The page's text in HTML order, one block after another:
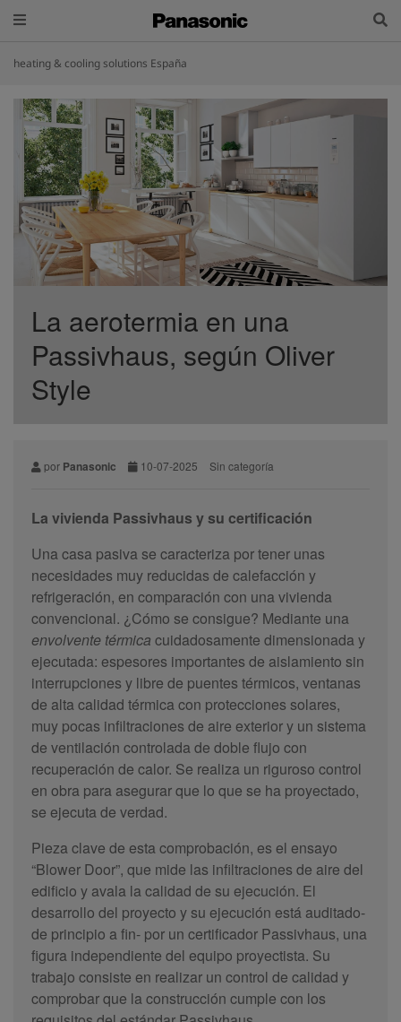
heating & cooling solutions España
La aerotermia en una
Passivhaus, según Oliver
Style
por Panasonic 10-07-2025 Sin categoría
La vivienda Passivhaus y su certificación
Una casa pasiva se caracteriza por tener unas
necesidades muy reducidas de calefacción y
refrigeración, en comparación con una vivienda
convencional. ¿Cómo se consigue? Mediante una
envolvente térmica cuidadosamente dimensionada y
ejecutada: espesores importantes de aislamiento sin
interrupciones y libre de puentes térmicos, ventanas
de alta calidad térmica con protecciones solares,
muy pocas infiltraciones de aire exterior y un sistema
de ventilación controlada de doble flujo con
recuperación de calor. Se realiza un riguroso control
en obra para asegurar que lo que se ha proyectado,
se ejecuta de verdad.
Pieza clave de esta comprobación, es el ensayo
“Blower Door”, que mide las infiltraciones de aire del
edificio y avala la calidad de su ejecución. El
desarrollo del proyecto y su ejecución está auditado-
de principio a fin- por un certificador Passivhaus, una
figura independiente del equipo proyectista. Su
trabajo consiste en realizar un control de calidad y
comprobar que la construcción cumple con los